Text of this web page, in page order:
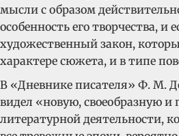
мысли с образом
особенность его творчества, и
художественный закон,
характере сюжета, и в типе
В «Дневнике писателя» Ф. М.
видел «новую, своеобразную
литературной деятельности,